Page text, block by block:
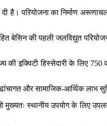
दी है। परियोजना का निर्माण
बेसिन की पहली जलविद्युत
इक्विटी हिस्सेदारी के लिए 750
ढांचागत और सामाजिक-आर्थिक लाभ
स्थानीय उपयोग के लिए